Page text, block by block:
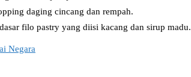
daging cincang dan rempah.
filo pastry yang diisi kacang dan sirup madu.
Negara